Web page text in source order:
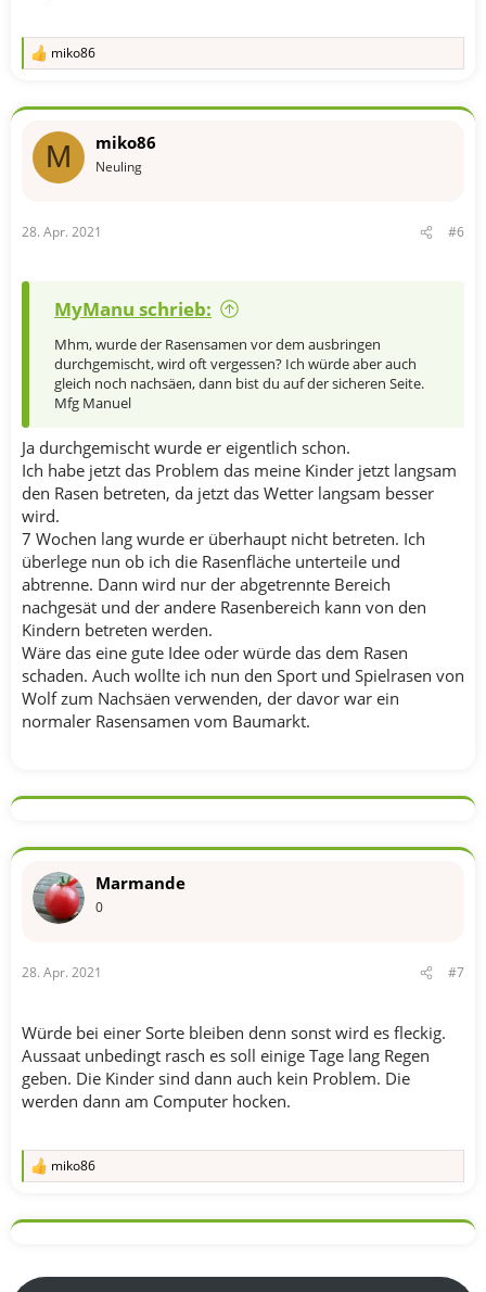
R
k
o
:
miko86
M miko86
Neuling
28. Apr. 2021 #6
MyManu schrieb:
Mhm, wurde der Rasensamen vor dem ausbringen
durchgemischt, wird oft vergessen? Ich würde aber auch
gleich noch nachsäen, dann bist du auf der sicheren Seite.
Mfg Manuel
Ja durchgemischt wurde er eigentlich schon.
Ich habe jetzt das Problem das meine Kinder jetzt langsam
den Rasen betreten, da jetzt das Wetter langsam besser
wird.
7 Wochen lang wurde er überhaupt nicht betreten. Ich
überlege nun ob ich die Rasenfläche unterteile und
abtrenne. Dann wird nur der abgetrennte Bereich
nachgesät und der andere Rasenbereich kann von den
Kindern betreten werden.
Wäre das eine gute Idee oder würde das dem Rasen
schaden. Auch wollte ich nun den Sport und Spielrasen von
Wolf zum Nachsäen verwenden, der davor war ein
normaler Rasensamen vom Baumarkt.
Marmande
0
28. Apr. 2021 #7
Würde bei einer Sorte bleiben denn sonst wird es fleckig.
Aussaat unbedingt rasch es soll einige Tage lang Regen
geben. Die Kinder sind dann auch kein Problem. Die
werden dann am Computer hocken.
R
k
o
miko86